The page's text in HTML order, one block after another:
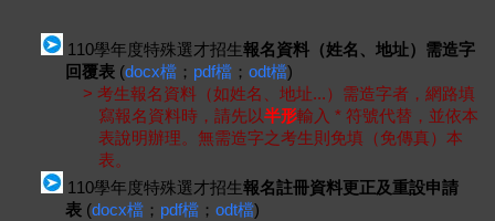
110學年度特殊選才招生報名資料（姓名、地址）需造字
回覆表 (docx檔 ； pdf檔 ； odt檔)
> 考生報名資料（如姓名、地址...）需造字者，網路填
寫報名資料時，請先以半形輸入 * 符號代替，並依本
表說明辦理。無需造字之考生則免填（免傳真）本
表。
110學年度特殊選才招生報名註冊資料更正及重設申請
表 (docx檔 ； pdf檔 ； odt檔)